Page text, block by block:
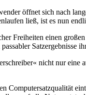
öffnet sich nach
ließ, ist es nun
Freiheiten einen
Satzergebnisse
nicht nur